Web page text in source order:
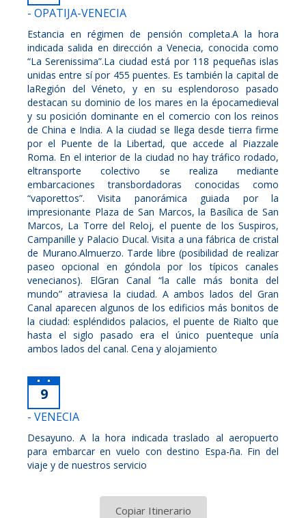
- OPATIJA-VENECIA
Estancia en régimen de pensión completa.A la hora
indicada salida en dirección a Venecia, conocida como
“La Serenissima”.La ciudad está por 118 pequeñas islas
unidas entre sí por 455 puentes. Es también la capital de
laRegión del Véneto, y en su esplendoroso pasado
destacan su dominio de los mares en la épocamedieval
y su posición dominante en el comercio con los reinos
de China e India. A la ciudad se llega desde tierra firme
por el Puente de la Libertad, que accede al Piazzale
Roma. En el interior de la ciudad no hay tráfico rodado,
eltransporte colectivo se realiza mediante
embarcaciones transbordadoras conocidas como
“vaporettos”. Visita panorámica guiada por la
impresionante Plaza de San Marcos, la Basílica de San
Marcos, La Torre del Reloj, el puente de los Suspiros,
Campanille y Palacio Ducal. Visita a una fábrica de cristal
de Murano.Almuerzo. Tarde libre (posibilidad de realizar
paseo opcional en góndola por los típicos canales
venecianos). ElGran Canal “la calle más bonita del
mundo” atraviesa la ciudad. A ambos lados del Gran
Canal aparecen algunos de los edificios más bonitos de
la ciudad: espléndidos palacios, el puente de Rialto que
hasta el siglo pasado era el único puenteque unía
ambos lados del canal. Cena y alojamiento
9
- VENECIA
Desayuno. A la hora indicada traslado al aeropuerto
para embarcar en vuelo con destino Espa-ña. Fin del
viaje y de nuestros servicio
Copiar Itinerario